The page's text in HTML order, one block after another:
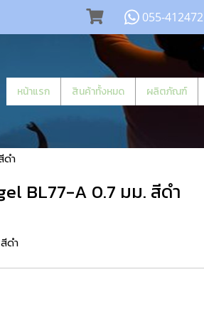
055-412472
หน้าแรก สินค้าทั้งหมด ผลิตภัณฑ์
ดำ
BL77-A 0.7 มม. สีดำ
ดำ